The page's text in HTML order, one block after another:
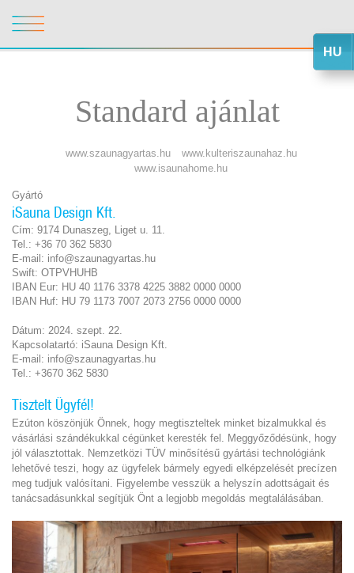
Standard ajánlat
www.szaunagyartas.hu
www.kulteriszaunahaz.hu
www.isaunahome.hu
Gyártó
iSauna Design Kft.
Cím: 9174 Dunaszeg, Liget u. 11.
Tel.: +36 70 362 5830
E-mail: info@szaunagyartas.hu
Swift: OTPVHUHB
IBAN Eur: HU 40 1176 3378 4225 3882 0000 0000
IBAN Huf: HU 79 1173 7007 2073 2756 0000 0000
Dátum: 2024. szept. 22.
Kapcsolatartó: iSauna Design Kft.
E-mail: info@szaunagyartas.hu
Tel.: +3670 362 5830
Tisztelt Ügyfél!
Ezúton köszönjük Önnek, hogy megtiszteltek minket bizalmukkal és
vásárlási szándékukkal cégünket keresték fel. Meggyőződésünk, hogy
jól választottak. Nemzetközi TÜV minősítésű gyártási technológiánk
lehetővé teszi, hogy az ügyfelek bármely egyedi elképzelését precízen
meg tudjuk valósítani. Figyelembe vesszük a helyszín adottságait és
tanácsadásunkkal segítjük Önt a legjobb megoldás megtalálásában.
HU